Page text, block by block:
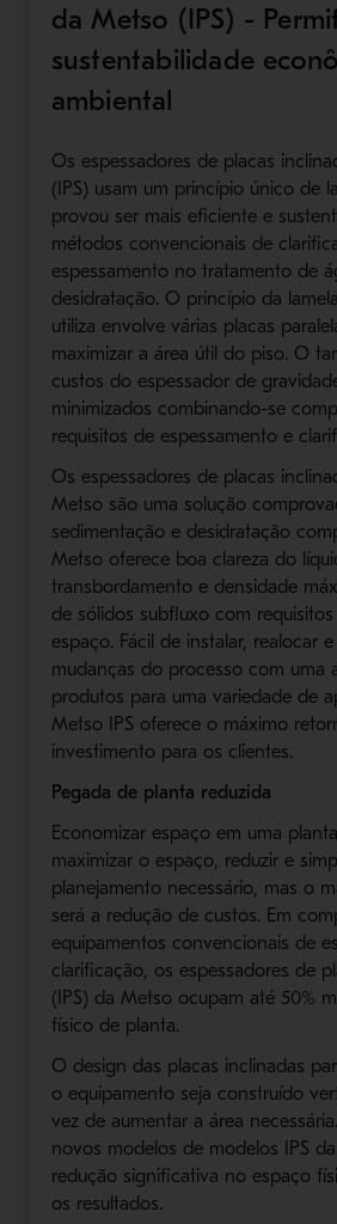
da Metso (IPS) -
sustentabilidade
ambiental
Os espessadores de placas
(IPS) usam um princípio único de
provou ser mais eficiente e
métodos convencionais de
espessamento no tratamento de
desidratação. O princípio da
utiliza envolve várias placas
maximizar a área útil do piso. O
custos do espessador de
minimizados combinando-se
requisitos de espessamento e
Os espessadores de placas
Metso são uma solução
sedimentação e desidratação
Metso oferece boa clareza do
transbordamento e densidade
de sólidos subfluxo com
espaço. Fácil de instalar, realocar
mudanças do processo com uma
produtos para uma variedade de
Metso IPS oferece o máximo
investimento para os clientes.
Pegada de planta reduzida
Economizar espaço em uma
maximizar o espaço, reduzir e
planejamento necessário, mas o
será a redução de custos. Em
equipamentos convencionais de
clarificação, os espessadores de
(IPS) da Metso ocupam até 50%
físico de planta.
O design das placas inclinadas
o equipamento seja construído
vez de aumentar a área
novos modelos de modelos IPS
redução significativa no espaço
os resultados.